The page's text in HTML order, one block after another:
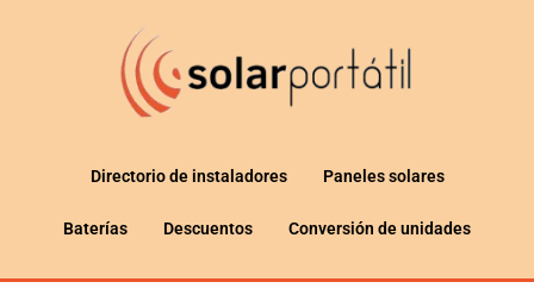
Directorio de instaladores Paneles solares
Baterías Descuentos Conversión de unidades